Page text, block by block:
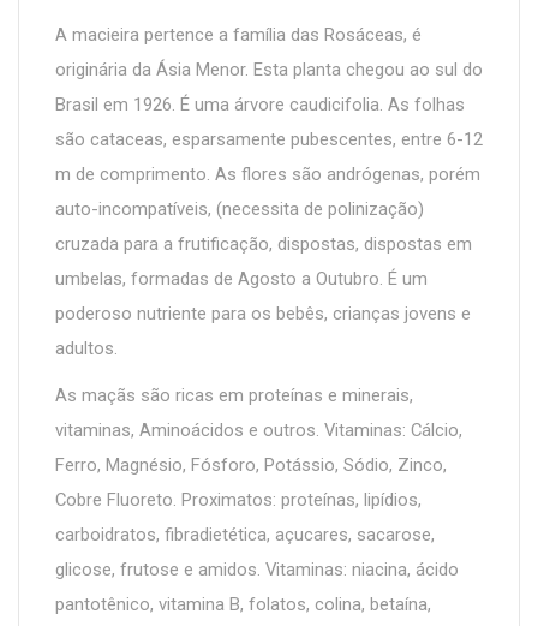
A macieira pertence a família das Rosáceas, é
originária da Ásia Menor. Esta planta chegou ao sul do
Brasil em 1926. É uma árvore caudicifolia. As folhas
são cataceas, esparsamente pubescentes, entre 6-12
m de comprimento. As flores são andrógenas, porém
auto-incompatíveis, (necessita de polinização)
cruzada para a frutificação, dispostas, dispostas em
umbelas, formadas de Agosto a Outubro. É um
poderoso nutriente para os bebês, crianças jovens e
adultos.
As maçãs são ricas em proteínas e minerais,
vitaminas, Aminoácidos e outros. Vitaminas: Cálcio,
Ferro, Magnésio, Fósforo, Potássio, Sódio, Zinco,
Cobre Fluoreto. Proximatos: proteínas, lipídios,
carboidratos, fibradietética, açucares, sacarose,
glicose, frutose e amidos. Vitaminas: niacina, ácido
pantotênico, vitamina B, folatos, colina, betaína,